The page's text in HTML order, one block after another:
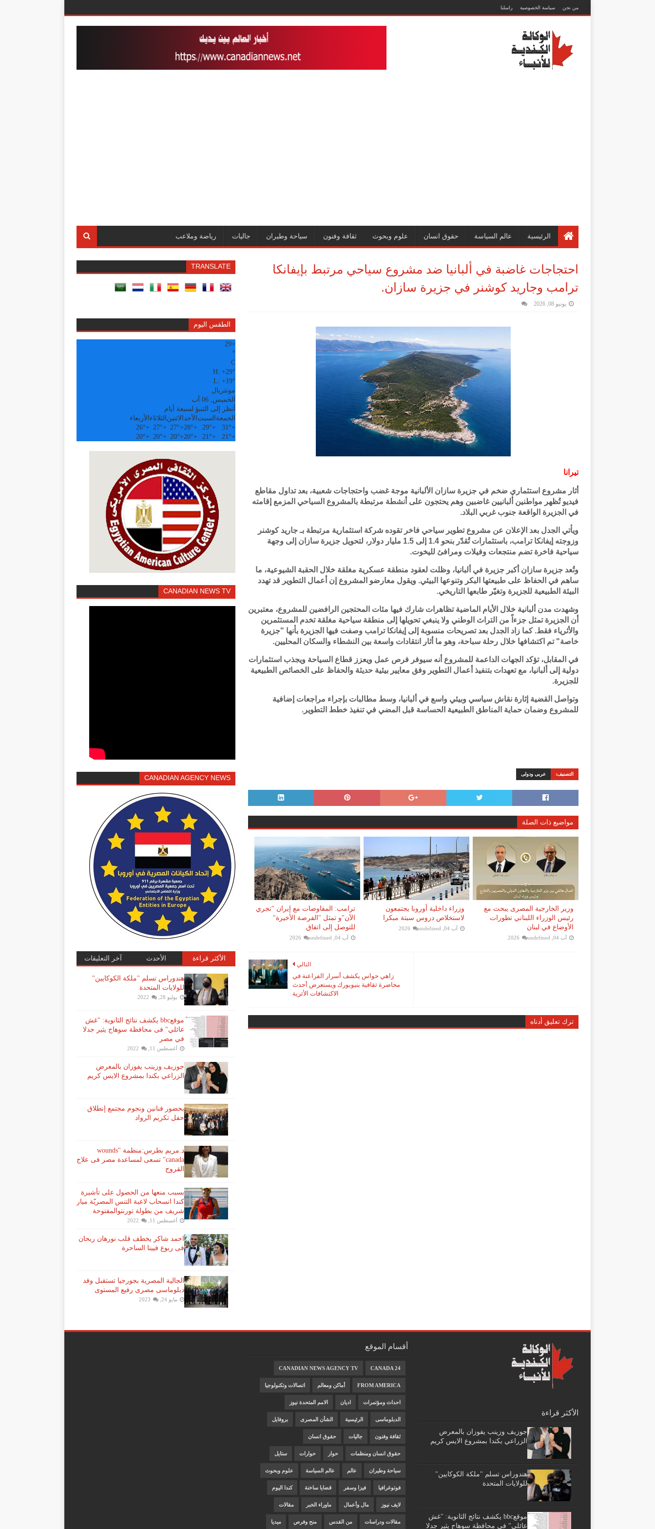
من نحن سياسة الخصوصية راسلنا
الرئيسية عالم السياسة حقوق انسان علوم وبحوث ثقافة وفنون سياحة وطيران جاليات رياضة وملاعب
احتجاجات غاضبة في ألبانيا ضد مشروع سياحي مرتبط بإيفانكا
ترامب وجاريد كوشنر في جزيرة سازان.
يونيو 08, 2026
تيرانا
أثار مشروع استثماري ضخم في جزيرة سازان الألبانية موجة غضب واحتجاجات شعبية، بعد تداول مقاطع
فيديو تُظهر مواطنين ألبانيين غاضبين وهم يحتجون على أنشطة مرتبطة بالمشروع السياحي المزمع إقامته
في الجزيرة الواقعة جنوب غربي البلاد.
ويأتي الجدل بعد الإعلان عن مشروع تطوير سياحي فاخر تقوده شركة استثمارية مرتبطة بـ جاريد كوشنر
وزوجته إيفانكا ترامب، باستثمارات تُقدّر بنحو 1.4 إلى 1.5 مليار دولار، لتحويل جزيرة سازان إلى وجهة
سياحية فاخرة تضم منتجعات وفيلات ومرافئ لليخوت.
وتُعد جزيرة سازان أكبر جزيرة في ألبانيا، وظلت لعقود منطقة عسكرية مغلقة خلال الحقبة الشيوعية، ما
ساهم في الحفاظ على طبيعتها البكر وتنوعها البيئي. ويقول معارضو المشروع إن أعمال التطوير قد تهدد
البيئة الطبيعية للجزيرة وتغيّر طابعها التاريخي.
وشهدت مدن ألبانية خلال الأيام الماضية تظاهرات شارك فيها مئات المحتجين الرافضين للمشروع، معتبرين
أن الجزيرة تمثل جزءاً من التراث الوطني ولا ينبغي تحويلها إلى منطقة سياحية مغلقة تخدم المستثمرين
والأثرياء فقط. كما زاد الجدل بعد تصريحات منسوبة إلى إيفانكا ترامب وصفت فيها الجزيرة بأنها "جزيرة
خاصة" تم اكتشافها خلال رحلة سباحة، وهو ما أثار انتقادات واسعة بين النشطاء والسكان المحليين.
في المقابل، تؤكد الجهات الداعمة للمشروع أنه سيوفر فرص عمل ويعزز قطاع السياحة ويجذب استثمارات
دولية إلى ألبانيا، مع تعهدات بتنفيذ أعمال التطوير وفق معايير بيئية حديثة والحفاظ على الخصائص الطبيعية
للجزيرة.
وتواصل القضية إثارة نقاش سياسي وبيئي واسع في ألبانيا، وسط مطالبات بإجراء مراجعات إضافية
للمشروع وضمان حماية المناطق الطبيعية الحساسة قبل المضي في تنفيذ خطط التطوير.
التصنيف: عربى ودولى
مواضيع ذات الصلة
وزير الخارجية المصرى يبحث مع
رئيس الوزراء اللبناني تطورات
الأوضاع في لبنان
آب 04, 2026 undefined
وزراء داخلية أوروبا يجتمعون
لاستخلاص دروس سبتة مبكرا
آب 04, 2026 undefined
ترامب: المفاوضات مع إيران "تجري
الآن"و تمثل "الفرصة الأخيرة"
للتوصل إلى اتفاق
آب 04, 2026 undefined
التالي
زاهي حواس يكشف أسرار الفراعنة في
محاضرة ثقافية بنيويورك ويستعرض أحدث
الاكتشافات الأثرية
ترك تعليق أدناه
TRANSLATE
الطقس اليوم
+
29
°
C
H: +29°
L: +19°
مونتريال
الخميس, 06 آب
أنظر إلى التنبؤ لسبعة أيام
الجمعة السبت الأحد الاثنين الثلاثاء الأربعاء
+
31°
+
29°
+
28°
+
27°
+
27°
+
26°
+
21°
+
21°
+
20°
+
20°
+
20°
+
20°
CANADIAN NEWS TV
CANADIAN AGENCY NEWS
الأكثر قراءة الأحدث آخر التعليقات
هندوراس تسلم "ملكة الكوكايين"
للولايات المتحدة
يوليو 28, 2022
موقعbbc يكشف نتائج الثانوية: "غش
عائلي" فى محافظة سوهاج يثير جدلا
في مصر
أغسطس 11, 2022
جوزيف وزينب يفوزان بالمعرض
الزراعي بكندا بمشروع الايس كريم
بحضور فنانين ونجوم مجتمع إنطلاق
حفل تكريم الرواد
د.مريم بطرس:منظمة "wounds
canada" تسعى لمساعدة مصر فى علاج
القروح
بسبب منعها من الحصول على تأشيرة
كندا انسحاب لاعبة ​التنس​ المصريّة ​ميار
شريف​ من بطولة ​تورنتو​المفتوحة
أغسطس 11, 2022
احمد شاكر يخطف قلب نورهان ريحان
فى ربوع فيينا الساحرة
الجالية المصرية بجورجيا تستقبل وفد
دبلوماسى مصرى رفيع المستوى
مايو 24, 2023
الأكثر قراءة
جوزيف وزينب يفوزان بالمعرض
الزراعي بكندا بمشروع الايس كريم
هندوراس تسلم "ملكة الكوكايين"
للولايات المتحدة
موقعbbc يكشف نتائج الثانوية: "غش
عائلي" فى محافظة سوهاج يثير جدلا
أقسام الموقع
CANADA 24
CANADIAN NEWS AGENCY TV
FROM AMERICA أماكن ومعالم اتصالات وتكنولوجيا
احداث ومؤتمرات اديان الامم المتحدة نيوز
الدبلوماسى الرئيسية الشأن المصرى بروفايل
ثقافة وفنون جاليات حقوق انسان
حقوق انسان ومنظمات حوار حوارات ستايل
سياحة وطيران عالم عالم السياسة علوم وبحوث
فوتوغرافيا فيزا وسفر قضايا ساخنة كندا اليوم
لايف نيوز مال وأعمال ماوراء الخبر مقالات
مقالات ودراسات من القدس منح وفرص ميديا